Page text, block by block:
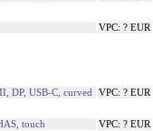
VPC: ? EUR
DP, USB-C, curved
VPC: ? EUR
touch
VPC: ? EUR